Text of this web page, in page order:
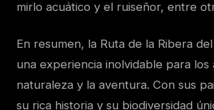
mirlo acuático y el ruiseñor, entre
En resumen, la Ruta de la Ribera
una experiencia inolvidable para los
naturaleza y la aventura. Con sus
su rica historia y su biodiversidad